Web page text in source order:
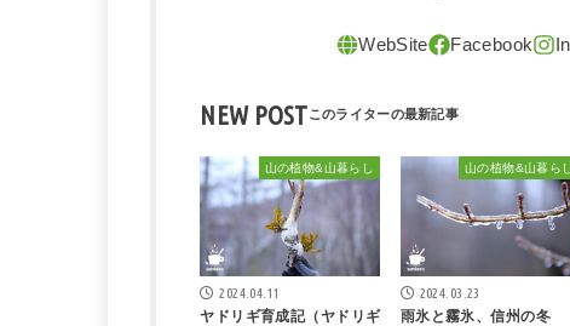
NEW POST
山の植物&山暮らし
2024.04.11
ヤドリギ育成記（ヤドリギ
山の植物&山暮らし
2024.03.23
雨氷と霧氷、信州の冬